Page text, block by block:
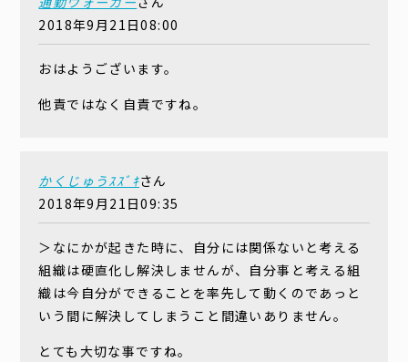
2018年9月21日08:00
おはようございます。
他責ではなく自責ですね。
かくじゅうｽｽﾞｷさん
2018年9月21日09:35
＞なにかが起きた時に、自分には関係ないと考える
組織は硬直化し解決しませんが、自分事と考える組
織は今自分ができることを率先して動くのであっと
いう間に解決してしまうこと間違いありません。
とても大切な事ですね。